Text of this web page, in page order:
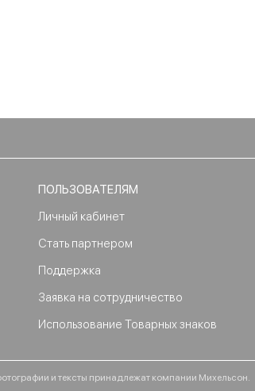
ПОЛЬЗОВАТЕЛЯМ
Личный кабинет
Стать партнером
Поддержка
Заявка на сотрудничество
Использование Товарных знаков
и тексты принадлежат компании Михельсон.